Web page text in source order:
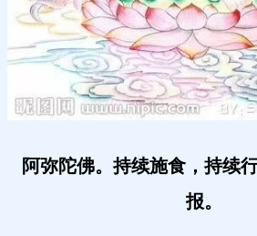
阿弥陀佛。 持续施食，持续
报。